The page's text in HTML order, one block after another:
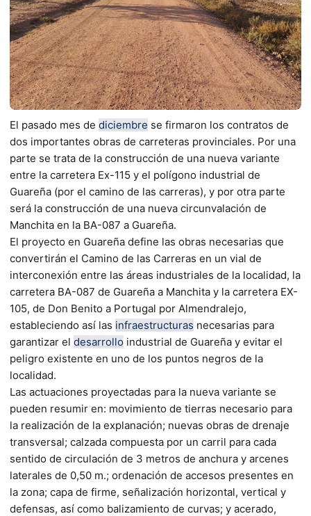
El pasado mes de diciembre se firmaron los contratos de
dos importantes obras de carreteras provinciales. Por una
parte se trata de la construcción de una nueva variante
entre la carretera Ex-115 y el polígono industrial de
Guareña (por el camino de las carreras), y por otra parte
será la construcción de una nueva circunvalación de
Manchita en la BA-087 a Guareña.
El proyecto en Guareña define las obras necesarias que
convertirán el Camino de las Carreras en un vial de
interconexión entre las áreas industriales de la localidad, la
carretera BA-087 de Guareña a Manchita y la carretera EX-
105, de Don Benito a Portugal por Almendralejo,
estableciendo así las infraestructuras necesarias para
garantizar el desarrollo industrial de Guareña y evitar el
peligro existente en uno de los puntos negros de la
localidad.
Las actuaciones proyectadas para la nueva variante se
pueden resumir en: movimiento de tierras necesario para
la realización de la explanación; nuevas obras de drenaje
transversal; calzada compuesta por un carril para cada
sentido de circulación de 3 metros de anchura y arcenes
laterales de 0,50 m.; ordenación de accesos presentes en
la zona; capa de firme, señalización horizontal, vertical y
defensas, así como balizamiento de curvas; y acerado,